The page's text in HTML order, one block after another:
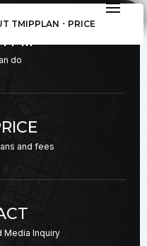
TMIPPLAN ･ PRICE
do
and fees
Media Inquiry